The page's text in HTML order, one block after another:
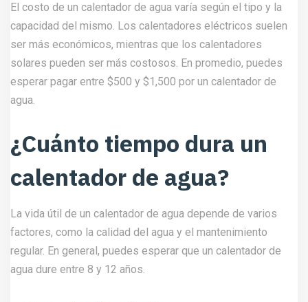
El costo de un calentador de agua varía según el tipo y la
capacidad del mismo. Los calentadores eléctricos suelen
ser más económicos, mientras que los calentadores
solares pueden ser más costosos. En promedio, puedes
esperar pagar entre $500 y $1,500 por un calentador de
agua.
¿Cuánto tiempo dura un
calentador de agua?
La vida útil de un calentador de agua depende de varios
factores, como la calidad del agua y el mantenimiento
regular. En general, puedes esperar que un calentador de
agua dure entre 8 y 12 años.